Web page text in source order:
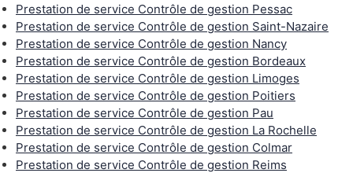
Prestation de service Contrôle de gestion Pessac
Prestation de service Contrôle de gestion Saint-Nazaire
Prestation de service Contrôle de gestion Nancy
Prestation de service Contrôle de gestion Bordeaux
Prestation de service Contrôle de gestion Limoges
Prestation de service Contrôle de gestion Poitiers
Prestation de service Contrôle de gestion Pau
Prestation de service Contrôle de gestion La Rochelle
Prestation de service Contrôle de gestion Colmar
Prestation de service Contrôle de gestion Reims